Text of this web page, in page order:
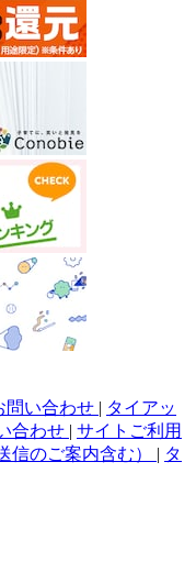
問い合わせ | タイアッ
合わせ | サイトご利用
信のご案内含む） | タ